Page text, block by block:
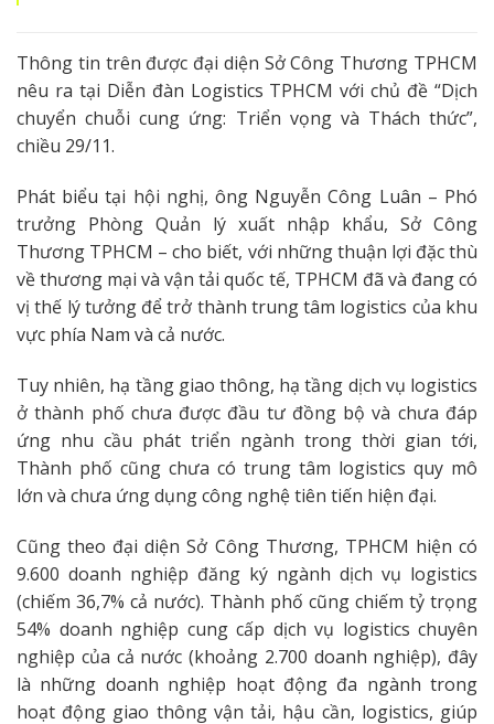
Thông tin trên được đại diện Sở Công Thương TPHCM
nêu ra tại Diễn đàn Logistics TPHCM với chủ đề “Dịch
chuyển chuỗi cung ứng: Triển vọng và Thách thức”,
chiều 29/11.
Phát biểu tại hội nghị, ông Nguyễn Công Luân – Phó
trưởng Phòng Quản lý xuất nhập khẩu, Sở Công
Thương TPHCM – cho biết, với những thuận lợi đặc thù
về thương mại và vận tải quốc tế, TPHCM đã và đang có
vị thế lý tưởng để trở thành trung tâm logistics của khu
vực phía Nam và cả nước.
Tuy nhiên, hạ tầng giao thông, hạ tầng dịch vụ logistics
ở thành phố chưa được đầu tư đồng bộ và chưa đáp
ứng nhu cầu phát triển ngành trong thời gian tới,
Thành phố cũng chưa có trung tâm logistics quy mô
lớn và chưa ứng dụng công nghệ tiên tiến hiện đại.
Cũng theo đại diện Sở Công Thương, TPHCM hiện có
9.600 doanh nghiệp đăng ký ngành dịch vụ logistics
(chiếm 36,7% cả nước). Thành phố cũng chiếm tỷ trọng
54% doanh nghiệp cung cấp dịch vụ logistics chuyên
nghiệp của cả nước (khoảng 2.700 doanh nghiệp), đây
là những doanh nghiệp hoạt động đa ngành trong
hoạt động giao thông vận tải, hậu cần, logistics, giúp